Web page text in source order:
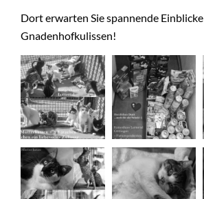
Dort erwarten Sie spannende
Gnadenhofkulissen!